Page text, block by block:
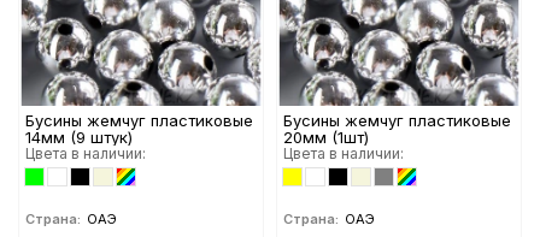
Бусины жемчуг пластиковые
14мм (9 штук)
Цвета в наличии:
Страна: ОАЭ
Бусины жемчуг пластиковые
20мм (1шт)
Цвета в наличии:
Страна: ОАЭ